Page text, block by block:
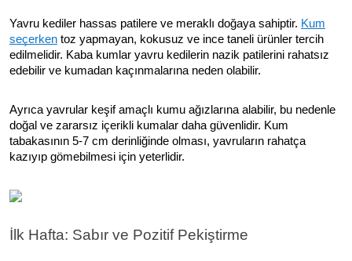
Yavru kediler hassas patilere ve meraklı doğaya sahiptir. Kum
seçerken toz yapmayan, kokusuz ve ince taneli ürünler tercih
edilmelidir. Kaba kumlar yavru kedilerin nazik patilerini rahatsız
edebilir ve kumadan kaçınmalarına neden olabilir.
Ayrıca yavrular keşif amaçlı kumu ağızlarına alabilir, bu nedenle
doğal ve zararsız içerikli kumalar daha güvenlidir. Kum
tabakasının 5-7 cm derinliğinde olması, yavruların rahatça
kazıyıp gömebilmesi için yeterlidir.
İlk Hafta: Sabır ve Pozitif Pekiştirme